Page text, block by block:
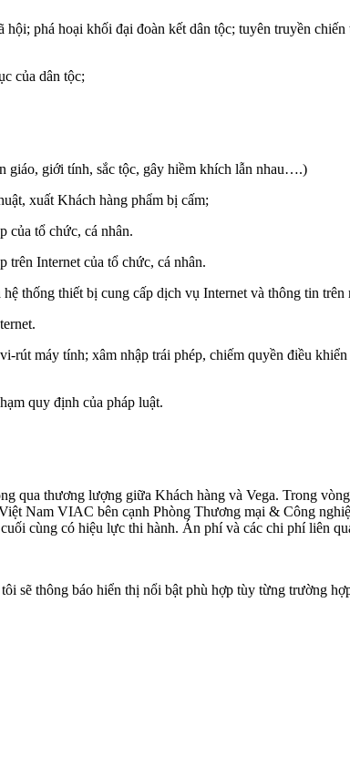
phá hoại khối đại đoàn kết dân tộc; tuyên truyền
của dân tộc;
giáo, giới tính, sắc tộc, gây hiềm khích lẫn nhau….)
xuất Khách hàng phẩm bị cấm;
của tổ chức, cá nhân.
trên Internet của tổ chức, cá nhân.
thống thiết bị cung cấp dịch vụ Internet và thông tin trên
rút máy tính; xâm nhập trái phép, chiếm quyền điều
quy định của pháp luật.
qua thương lượng giữa Khách hàng và Vega. Trong
Nam VIAC bên cạnh Phòng Thương mại & Công
cùng có hiệu lực thi hành. Án phí và các chi phí liên
thông báo hiển thị nổi bật phù hợp tùy từng trường